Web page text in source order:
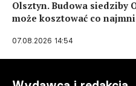
Olsztyn. Budowa siedziby
może kosztować co
07.08.2026 14:54